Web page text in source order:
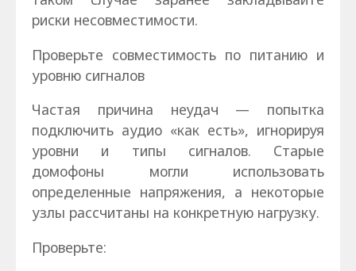
риски несовместимости.
Проверьте совместимость по питанию и
уровню сигналов
Частая причина неудач — попытка
подключить аудио «как есть», игнорируя
уровни и типы сигналов. Старые
домофоны могли использовать
определенные напряжения, а некоторые
узлы рассчитаны на конкретную нагрузку.
Проверьте: